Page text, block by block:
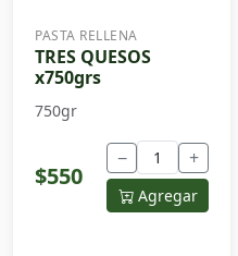
PASTA RELLENA
TRES QUESOS
x750grs
750gr
$550
− +
Agregar